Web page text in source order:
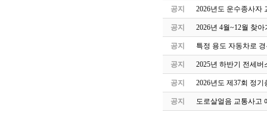
공지 2026년도 운수종사자
공지 2026년 4월~12월 찾
공지 특정 용도 자동차로
공지 2025년 하반기 전세
공지 2026년도 제37회 정기
공지 도로살얼음 교통사고